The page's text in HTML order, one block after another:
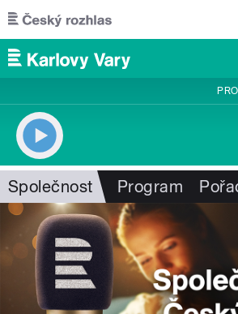
Přejít k hlavnímu obsahu
Společnost Program